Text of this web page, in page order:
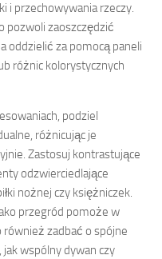
i przechowywania rzeczy.
pozwoli zaoszczędzić
oddzielić za pomocą paneli
różnic kolorystycznych
podziel
różnicując je
Zastosuj kontrastujące
odzwierciedlające
nożnej czy księżniczek.
przegród pomoże w
zadbać o spójne
wspólny dywan czy